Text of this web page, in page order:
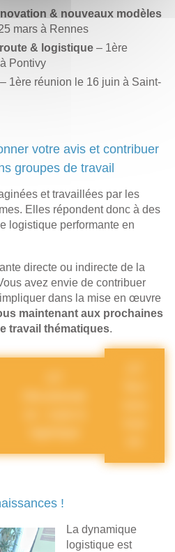
& nouveaux modèles
mars à Rennes
& logistique – 1ère
Pontivy
– 1ère réunion le 16 juin à Saint-
votre avis et contribuer
groupes de travail
et travaillées par les
Elles répondent donc à des
logistique performante en
directe ou indirecte de la
avez envie de contribuer
dans la mise en œuvre
maintenant aux prochaines
travail thématiques.
!
La dynamique
logistique est